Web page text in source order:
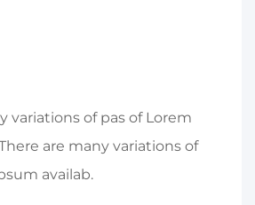
variations of pas of Lorem
are many variations of
availab.